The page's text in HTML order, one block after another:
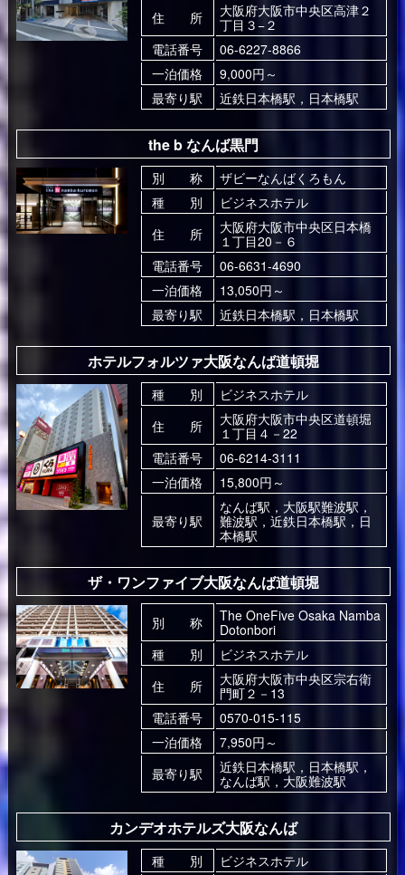
住 所
大阪府大阪市中央区高津２
丁目３−２
電話番号
06-6227-8866
一泊価格
9,000円～
最寄り駅
近鉄日本橋駅，日本橋駅
the b なんば黒門
別 称
ザビーなんばくろもん
種 別
ビジネスホテル
住 所
大阪府⼤阪市中央区⽇本橋
１丁⽬20－６
電話番号
06-6631-4690
一泊価格
13,050円～
最寄り駅
近鉄日本橋駅，日本橋駅
ホテルフォルツァ大阪なんば道頓堀
種 別
ビジネスホテル
住 所
大阪府大阪市中央区道頓堀
１丁目４－22
電話番号
06-6214-3111
一泊価格
15,800円～
最寄り駅
なんば駅，大阪駅難波駅，
難波駅，近鉄日本橋駅，日
本橋駅
ザ・ワンファイブ大阪なんば道頓堀
別 称
The OneFive Osaka Namba
Dotonbori
種 別
ビジネスホテル
住 所
大阪府大阪市中央区宗右衛
門町２－13
電話番号
0570-015-115
一泊価格
7,950円～
最寄り駅
近鉄日本橋駅，日本橋駅，
なんば駅，大阪難波駅
カンデオホテルズ大阪なんば
種 別
ビジネスホテル